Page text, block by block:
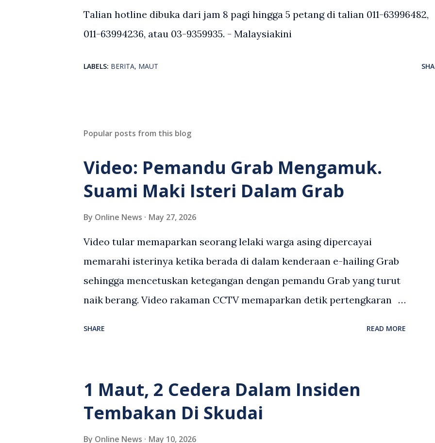
Talian hotline dibuka dari jam 8 pagi hingga 5 petang di talian 011-63996482,
011-63994236, atau 03-9359935. - Malaysiakini
LABELS: BERITA MAUT
Popular posts from this blog
Video: Pemandu Grab Mengamuk.
Suami Maki Isteri Dalam Grab
By Online News May 27, 2026
Video tular memaparkan seorang lelaki warga asing dipercayai
memarahi isterinya ketika berada di dalam kenderaan e-hailing Grab
sehingga mencetuskan ketegangan dengan pemandu Grab yang turut
naik berang. Video rakaman CCTV memaparkan detik pertengkaran
wanita terbabit sebelum berlaku pertikaman lidah antara kedua-dua
pihak. Video berkenaan kini tular di media sosial dan mendapat
pelbagai reaksi orang ramai. Antara komen orang awam yang tular di
SHARE READ MORE
1 Maut, 2 Cedera Dalam Insiden
Tembakan Di Skudai
By Online News May 10, 2026